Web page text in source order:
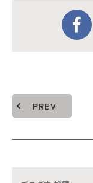
PREV